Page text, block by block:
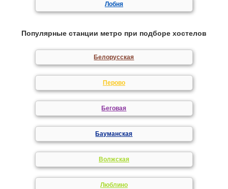
Лобня
Популярные станции метро при подборе хостелов
Белорусская
Перово
Беговая
Бауманская
Волжская
Люблино